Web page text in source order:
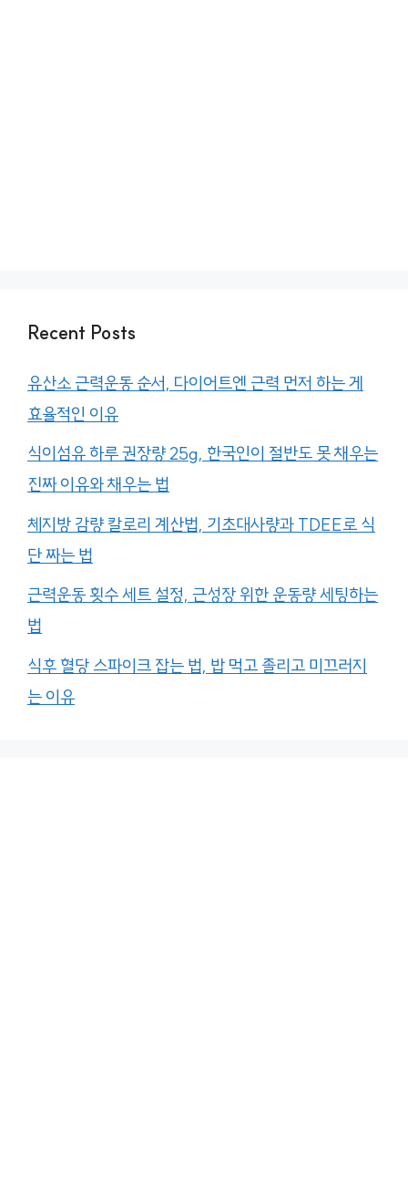
Recent Posts
유산소 근력운동 순서, 다이어트엔 근력 먼저 하는 게
효율적인 이유
식이섬유 하루 권장량 25g, 한국인이 절반도 못 채우는
진짜 이유와 채우는 법
체지방 감량 칼로리 계산법, 기초대사량과 TDEE로 식
단 짜는 법
근력운동 횟수 세트 설정, 근성장 위한 운동량 세팅하는
법
식후 혈당 스파이크 잡는 법, 밥 먹고 졸리고 미끄러지
는 이유